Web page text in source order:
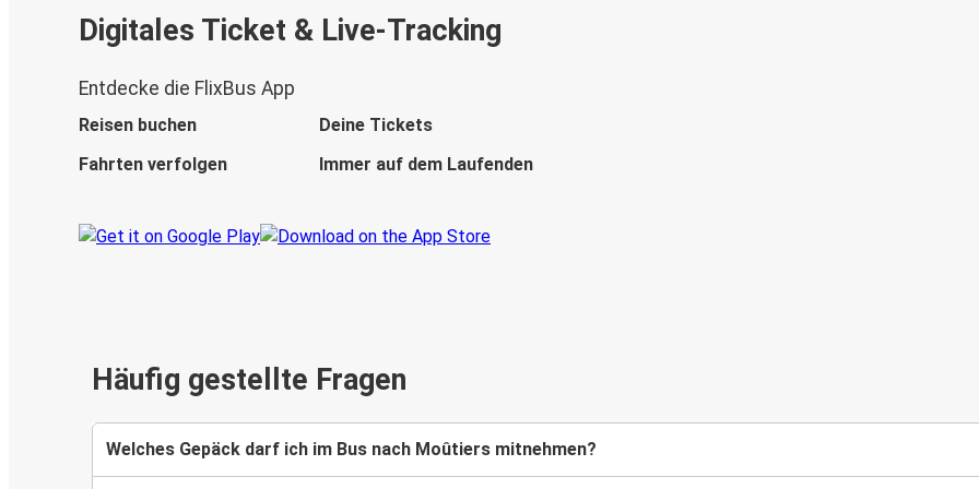
Digitales Ticket & Live-Tracking
Entdecke die FlixBus App
Reisen buchen
Deine Tickets
Fahrten verfolgen
Immer auf dem Laufenden
Häufig gestellte Fragen
Welches Gepäck darf ich im Bus nach Moûtiers mitnehmen?